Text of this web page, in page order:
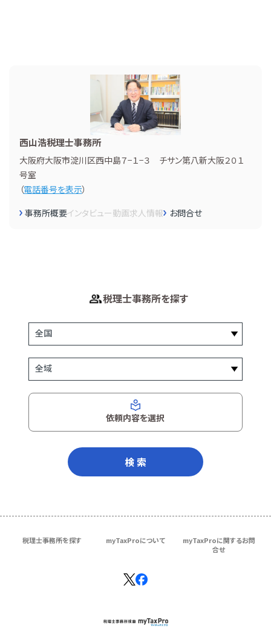
西山浩税理士事務所
大阪府大阪市淀川区西中島７−１−３ チサン第八新大阪２０１
号室
（電話番号を表示）
事務所概要インタビュー動画求人情報 お問合せ
税理士事務所を探す
依頼内容を選択
検 索
税理士事務所を探す myTaxProについて
myTaxProに関するお問
合せ